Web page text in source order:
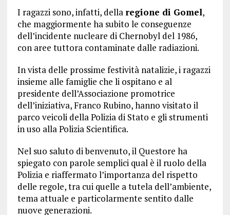
I ragazzi sono, infatti, della regione di Gomel,
che maggiormente ha subito le conseguenze
dell’incidente nucleare di Chernobyl del 1986,
con aree tuttora contaminate dalle radiazioni.
In vista delle prossime festività natalizie, i ragazzi
insieme alle famiglie che li ospitano e al
presidente dell’Associazione promotrice
dell’iniziativa, Franco Rubino, hanno visitato il
parco veicoli della Polizia di Stato e gli strumenti
in uso alla Polizia Scientifica.
Nel suo saluto di benvenuto, il Questore ha
spiegato con parole semplici qual è il ruolo della
Polizia e riaffermato l’importanza del rispetto
delle regole, tra cui quelle a tutela dell’ambiente,
tema attuale e particolarmente sentito dalle
nuove generazioni.